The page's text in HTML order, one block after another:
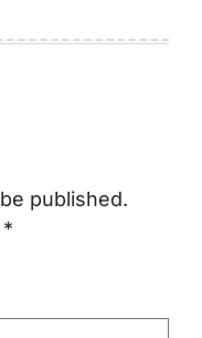
published.
*